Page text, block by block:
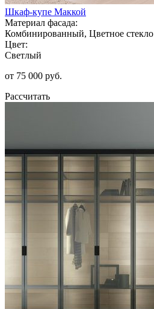
Шкаф-купе Маккой
Материал фасада:
Комбинированный, Цветное стекло
Цвет:
Светлый
от 75 000 руб.
Рассчитать